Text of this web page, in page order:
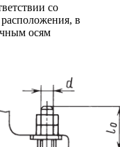
со
в
осям